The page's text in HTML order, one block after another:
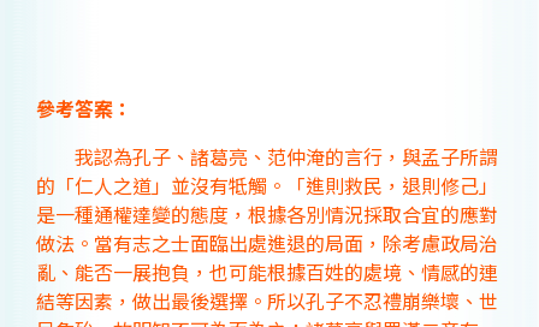
參考答案：
我認為孔子、諸葛亮、范仲淹的言行，與孟子所謂
的「仁人之道」並沒有牴觸。「進則救民，退則修己」
是一種通權達變的態度，根據各別情況採取合宜的應對
做法。當有志之士面臨出處進退的局面，除考慮政局治
亂、能否一展抱負，也可能根據百姓的處境、情感的連
結等因素，做出最後選擇。所以孔子不忍禮崩樂壞、世